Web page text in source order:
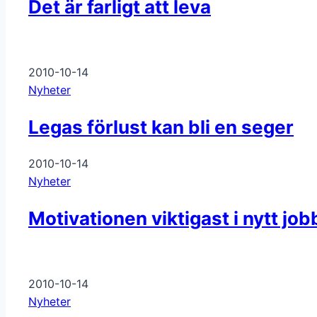
Det är farligt att leva
2010-10-14
Nyheter
Legas förlust kan bli en seger
2010-10-14
Nyheter
Motivationen viktigast i nytt
2010-10-14
Nyheter